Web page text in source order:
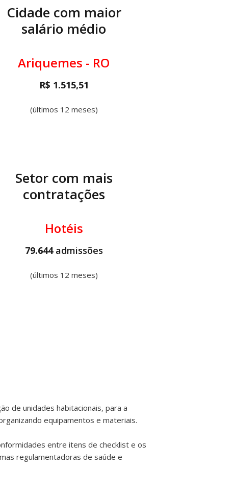
Cidade com maior
salário médio
Ariquemes - RO
R$ 1.515,51
(últimos 12 meses)
Setor com mais
contratações
Hotéis
79.644 admissões
(últimos 12 meses)
de unidades habitacionais, para a
equipamentos e materiais.
entre itens de checklist e os
regulamentadoras de saúde e